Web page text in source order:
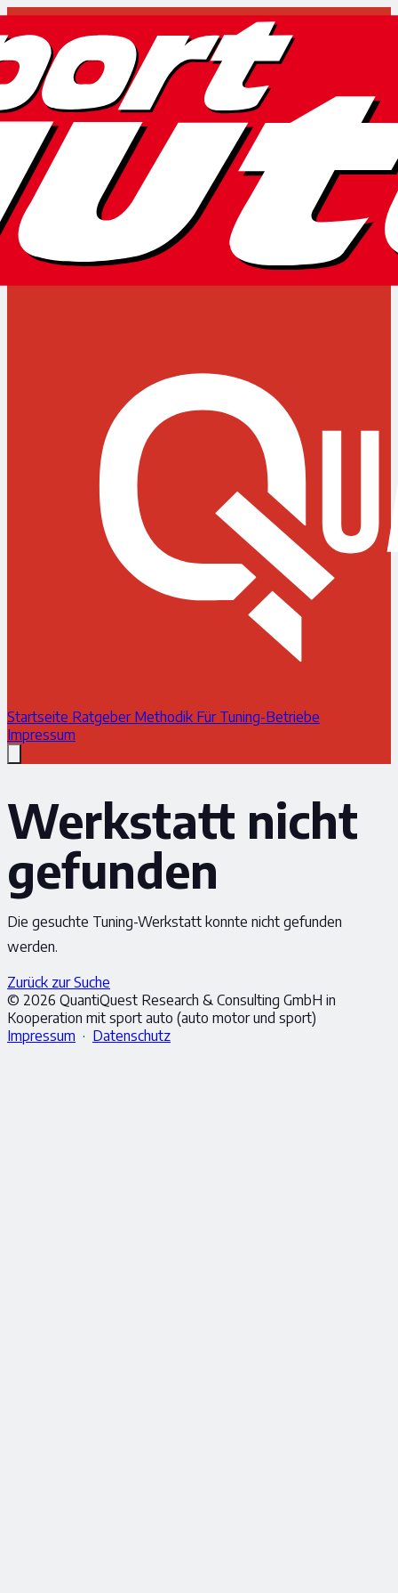
Startseite Ratgeber Methodik Für Tuning-Betriebe
Impressum
Werkstatt nicht
gefunden
Die gesuchte Tuning-Werkstatt konnte nicht gefunden
werden.
Zurück zur Suche
© 2026 QuantiQuest Research & Consulting GmbH in
Kooperation mit sport auto (auto motor und sport)
Impressum · Datenschutz